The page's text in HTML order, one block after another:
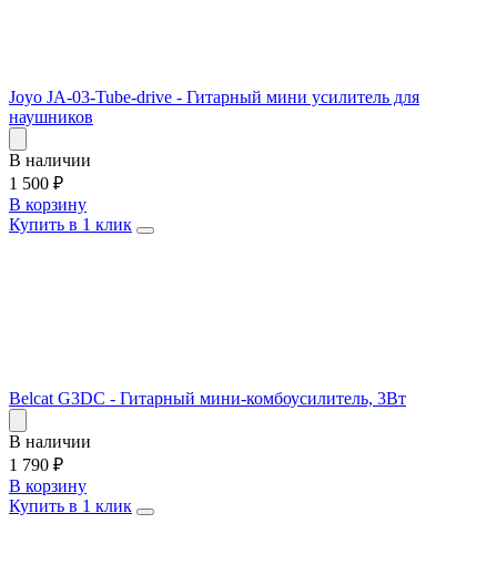
Joyo JA-03-Tube-drive - Гитарный мини усилитель для
наушников
В наличии
1 500 ₽
В корзину
Купить в 1 клик
Belcat G3DC - Гитарный мини-комбоусилитель, 3Вт
В наличии
1 790 ₽
В корзину
Купить в 1 клик